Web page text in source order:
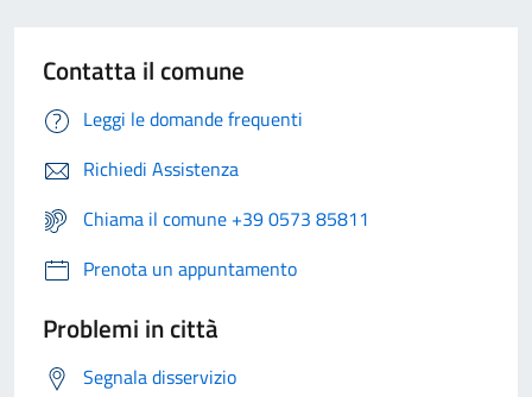
Contatta il comune
Leggi le domande frequenti
Richiedi Assistenza
Chiama il comune +39 0573 85811
Prenota un appuntamento
Problemi in città
Segnala disservizio